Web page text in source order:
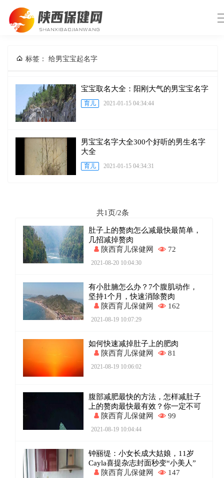
标签： 给男宝宝起名字
宝宝取名大全：阳刚大气的男宝宝名字
育儿 2021-01-15 04:34:44
男宝宝名字大全300个好听的男生名字
大全
育儿 2021-01-15 04:34:31
共1页/2条
肚子上的赘肉怎么减最快最简单，
几招减掉赘肉
陕西育儿保健网
72
2021-08-20 10:04:30
有小肚腩怎么办？7个腹肌动作，
坚持1个月，快速消除赘肉
陕西育儿保健网
162
2021-08-19 10:07:29
如何快速减掉肚子上的肥肉
陕西育儿保健网
81
2021-08-19 10:06:02
腹部减肥最快的方法，怎样减肚子
上的赘肉最快最有效？你一定不可
陕西育儿保健网
99
2021-08-19 10:04:44
钟丽缇：小女长成大姑娘，11岁
Cayla喜提杂志封面秒变“小美人”
陕西育儿保健网
147